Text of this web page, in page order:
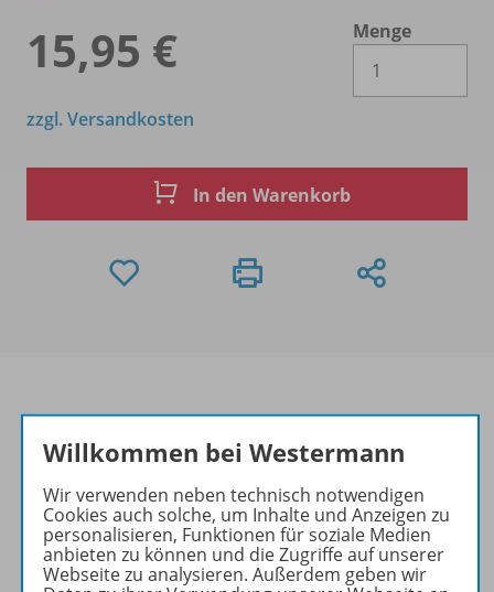
15,95 €
Menge
zzgl. Versandkosten
In den Warenkorb
Produktinformationen
Beschreibung
Willkommen bei Westermann
Wir verwenden neben technisch notwendigen
Cookies auch solche, um Inhalte und Anzeigen zu
personalisieren, Funktionen für soziale Medien
anbieten zu können und die Zugriffe auf unserer
Webseite zu analysieren. Außerdem geben wir